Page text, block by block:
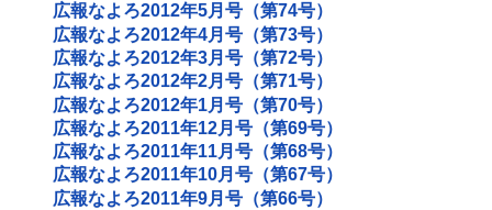
広報なよろ2012年5月号（第74号）
広報なよろ2012年4月号（第73号）
広報なよろ2012年3月号（第72号）
広報なよろ2012年2月号（第71号）
広報なよろ2012年1月号（第70号）
広報なよろ2011年12月号（第69号）
広報なよろ2011年11月号（第68号）
広報なよろ2011年10月号（第67号）
広報なよろ2011年9月号（第66号）